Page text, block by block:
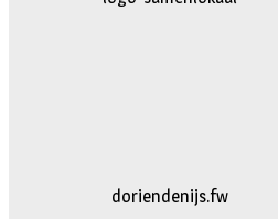
logo-bakkerijvanDoorn